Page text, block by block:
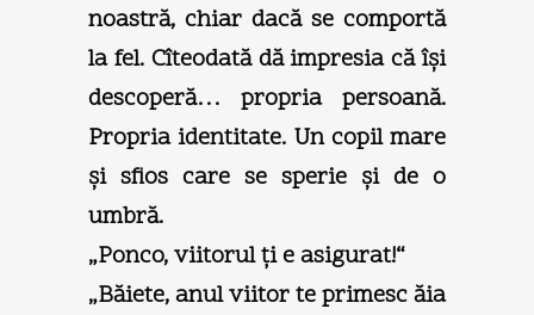
noastră, chiar dacă se comportă
la fel. Cîteodată dă impresia că îşi
descoperă… propria persoană.
Propria identitate. Un copil mare
şi sfios care se sperie şi de o
umbră.
„Ponco, viitorul ţi e asigurat!“
„Băiete, anul viitor te primesc ăia